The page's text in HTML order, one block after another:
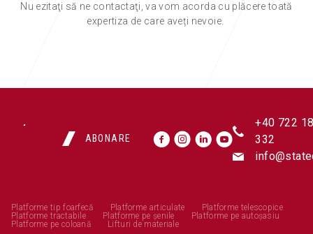
Nu ezitaţi să ne contactaţi, va vom acorda cu plăcere toată
expertiza de care aveți nevoie.
ABONARE
+40 722
332
Platforme tip foarfecă Platforme articulate
Platforme telescopice
Platforme tractabile
Platforme pe șenile
Platforme pe autoșasiu
Platforme pe coloană
Lifturi de materiale